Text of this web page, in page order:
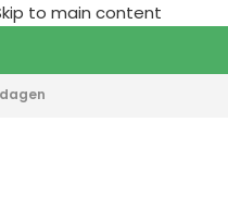
to main content